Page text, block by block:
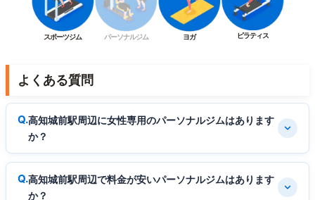
スポーツジム パーソナルジム ヨガ ピラティス
よくある質問
高知城前駅周辺に女性専用のパーソナルジムはあります
か？
高知城前駅周辺で料金が安いパーソナルジムはあります
か？